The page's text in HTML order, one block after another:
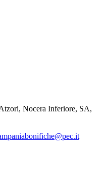
Nocera Inferiore, SA,